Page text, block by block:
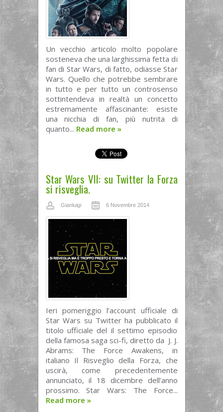
Un vecchio articolo molto popolare
sosteneva che una larghissima fetta di
fan di Star Wars, di fatto, odiasse Star
Wars. Quello che potrebbe sembrare
in tutto e per tutto un controsenso
sottintendeva in realtà un concetto
estremamente affascinante: esiste
una nicchia di fan, più nutrita di
quanto... Read more »
Star Wars VII: su Twitter la Forza
si risveglia.
Gianluigi 6 Novembre 2014
Ieri pomeriggio l’account ufficiale di
Star Wars su Twitter ha pubblicato il
titolo ufficiale del il settimo episodio
della famosa saga sci-fi, diretto da J. J.
Abrams: The Force Awakens, in
italiano Il Risveglio della Forza, che
uscirà, come precedentemente
annunciato, il 18 dicembre dell’anno
prossimo. Star Wars: The Force...
Read more »